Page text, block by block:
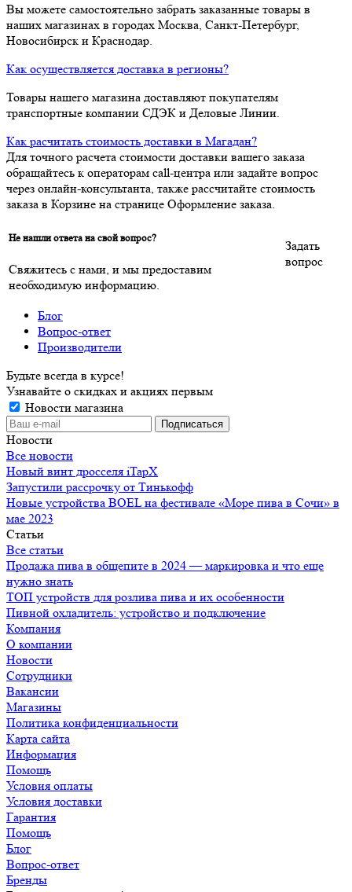
Вы можете самостоятельно забрать заказанные товары в
наших магазинах в городах Москва, Санкт-Петербург,
Новосибирск и Краснодар.
Как осуществляется доставка в регионы?
Товары нашего магазина доставляют покупателям
транспортные компании СДЭК и Деловые Линии.
Как расчитать стоимость доставки в Магадан?
Для точного расчета стоимости доставки вашего заказа
обращайтесь к операторам call-центра или задайте вопрос
через онлайн-консультанта, также рассчитайте стоимость
заказа в Корзине на странице Оформление заказа.
Не нашли ответа на свой вопрос?
Свяжитесь с нами, и мы предоставим
необходимую информацию.
Задать
вопрос
Блог
Вопрос-ответ
Производители
Будьте всегда в курсе!
Узнавайте о скидках и акциях первым
Новости магазина
Новости
Все новости
Новый винт дросселя iTapX
Запустили рассрочку от Тинькофф
Новые устройства BOEL на фестивале «Море пива в Сочи» в
мае 2023
Статьи
Все статьи
Продажа пива в общепите в 2024 — маркировка и что еще
нужно знать
ТОП устройств для розлива пива и их особенности
Пивной охладитель: устройство и подключение
Компания
О компании
Новости
Сотрудники
Вакансии
Магазины
Политика конфиденциальности
Карта сайта
Информация
Помощь
Условия оплаты
Условия доставки
Гарантия
Помощь
Блог
Вопрос-ответ
Бренды